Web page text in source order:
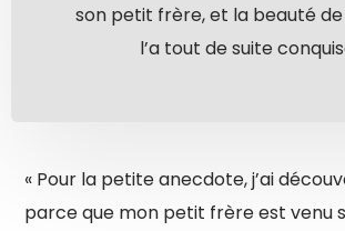
son petit frère, et la beauté
l’a tout de suite
« Pour la petite anecdote, j’ai
parce que mon petit frère est venu